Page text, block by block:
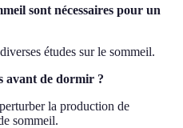
sont nécessaires pour un
études sur le sommeil.
avant de dormir ?
la production de
sommeil.